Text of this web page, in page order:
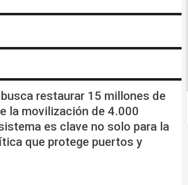
restaurar 15 millones de
la movilización de 4.000
es clave no solo para la
que protege puertos y